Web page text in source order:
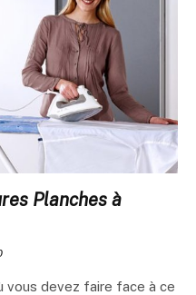
Planches à
vous devez faire face à ce